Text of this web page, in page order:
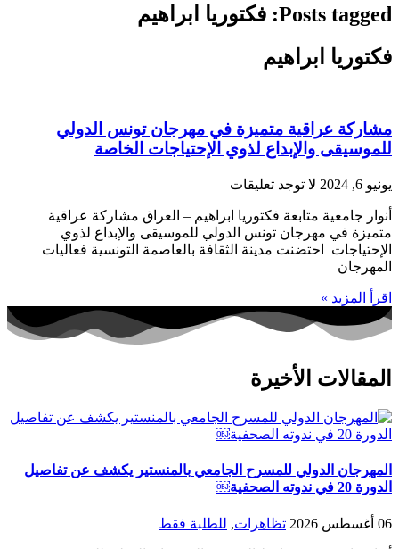
Posts tagged: فكتوريا ابراهيم
فكتوريا ابراهيم
مشاركة عراقية متميزة في مهرجان تونس الدولي
للموسيقى والإبداع لذوي الإحتياجات الخاصة
يونيو 6, 2024 لا توجد تعليقات
أنوار جامعية متابعة فكتوريا ابراهيم – العراق مشاركة عراقية
متميزة في مهرجان تونس الدولي للموسيقى والإبداع لذوي
الإحتياجات احتضنت مدينة الثقافة بالعاصمة التونسية فعاليات
المهرجان
اقرأ المزيد »
المقالات الأخيرة
المهرجان الدولي للمسرح الجامعي بالمنستير يكشف عن تفاصيل
الدورة 20 في ندوته الصحفية￼
06 أغسطس 2026 تظاهرات, للطلبة فقط